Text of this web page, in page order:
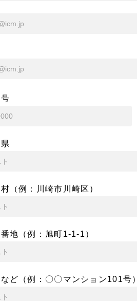
（例：川崎市川崎区）
地（例：旭町1-1-1）
ど（例：〇〇マンション101号）